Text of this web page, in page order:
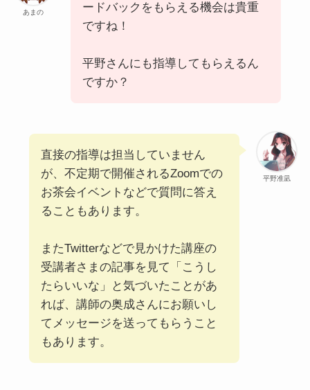
あまの
ードバックをもらえる機会は貴重
ですね！
平野さんにも指導してもらえるん
ですか？
平野准凪
直接の指導は担当していません
が、不定期で開催されるZoomでの
お茶会イベントなどで質問に答え
ることもあります。
またTwitterなどで見かけた講座の
受講者さまの記事を見て「こうし
たらいいな」と気づいたことがあ
れば、講師の奥成さんにお願いし
てメッセージを送ってもらうこと
もあります。